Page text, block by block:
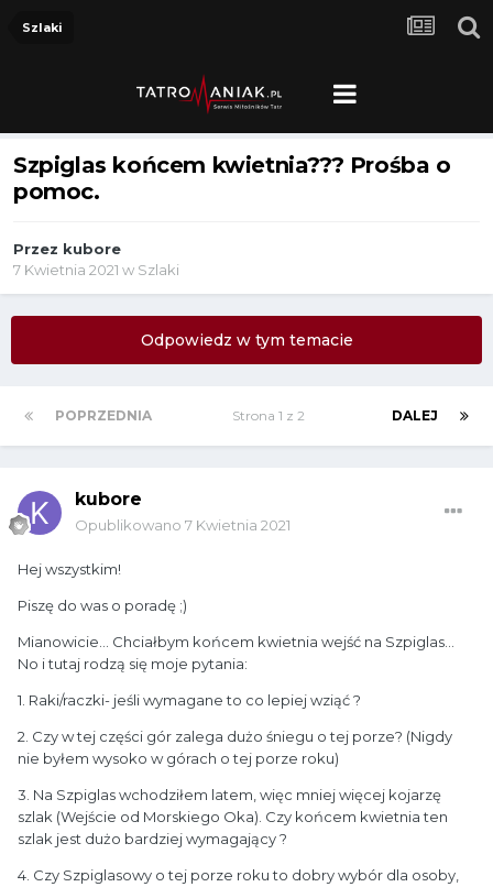
Szlaki
Szpiglas końcem kwietnia??? Prośba o
pomoc.
Przez kubore
7 Kwietnia 2021 w Szlaki
Odpowiedz w tym temacie
POPRZEDNIA DALEJ
Strona 1 z 2
kubore
Opublikowano 7 Kwietnia 2021
Hej wszystkim!
Piszę do was o poradę ;)
Mianowicie... Chciałbym końcem kwietnia wejść na Szpiglas...
No i tutaj rodzą się moje pytania:
1. Raki/raczki- jeśli wymagane to co lepiej wziąć ?
2. Czy w tej części gór zalega dużo śniegu o tej porze? (Nigdy
nie byłem wysoko w górach o tej porze roku)
3. Na Szpiglas wchodziłem latem, więc mniej więcej kojarzę
szlak (Wejście od Morskiego Oka). Czy końcem kwietnia ten
szlak jest dużo bardziej wymagający ?
4. Czy Szpiglasowy o tej porze roku to dobry wybór dla osoby,